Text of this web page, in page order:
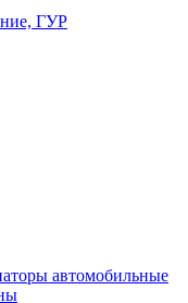
ГУР
автомобильные